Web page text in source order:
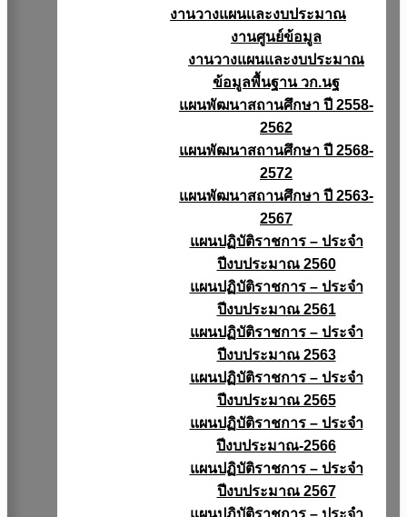
งานวางแผนเเละงบประมาณ
งานศูนย์ข้อมูล
งานวางแผนและงบประมาณ
ข้อมูลพื้นฐาน วก.นฐ
แผนพัฒนาสถานศึกษา ปี 2558-
2562
แผนพัฒนาสถานศึกษา ปี 2568-
2572
แผนพัฒนาสถานศึกษา ปี 2563-
2567
แผนปฏิบัติราชการ – ประจำ
ปีงบประมาณ 2560
แผนปฏิบัติราชการ – ประจำ
ปีงบประมาณ 2561
แผนปฏิบัติราชการ – ประจำ
ปีงบประมาณ 2563
แผนปฏิบัติราชการ – ประจำ
ปีงบประมาณ 2565
แผนปฏิบัติราชการ – ประจำ
ปีงบประมาณ-2566
แผนปฏิบัติราชการ – ประจำ
ปีงบประมาณ 2567
แผนปฏิบัติราชการ – ประจำ